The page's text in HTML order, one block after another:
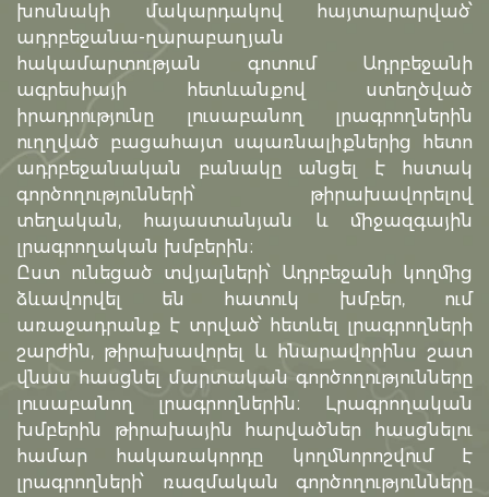
խոսնակի մակարդակով հայտարարված՝
ադրբեջանա-ղարաբաղյան
հակամարտության գոտում Ադրբեջանի
ագրեսիայի հետևանքով ստեղծված
իրադրությունը լուսաբանող լրագրողներին
ուղղված բացահայտ սպառնալիքներից հետո
ադրբեջանական բանակը անցել է հստակ
գործողությունների՝ թիրախավորելով
տեղական, հայաստանյան և միջազգային
լրագրողական խմբերին։
Ըստ ունեցած տվյալների՝ Ադրբեջանի կողմից
ձևավորվել են հատուկ խմբեր, ում
առաջադրանք է տրված՝ հետևել լրագրողների
շարժին, թիրախավորել և հնարավորինս շատ
վնաս հասցնել մարտական գործողությունները
լուսաբանող լրագրողներին։ Լրագրողական
խմբերին թիրախային հարվածներ հասցնելու
համար հակառակորդը կողմնորոշվում է
լրագրողների՝ ռազմական գործողությունները